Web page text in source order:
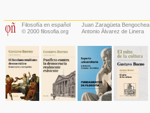
Filosofía en español
© 2000 filosofia.org
Juan Zaragüeta Bengochea
Antonio Álvarez de Linera